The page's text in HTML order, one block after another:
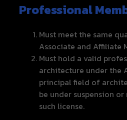
Professional
Must meet the same
Associate and Affiliate
Must hold a valid
architecture under the
principal field of
be under suspension
such license.